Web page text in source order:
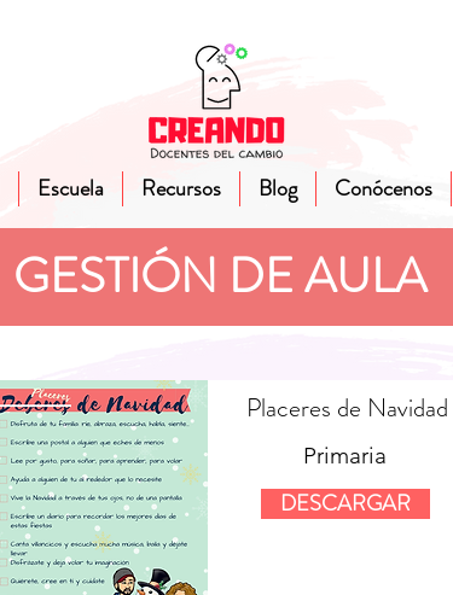
Escuela Recursos Blog Conócenos
GESTIÓN DE AULA
Placeres de Navidad
Primaria
DESCARGAR